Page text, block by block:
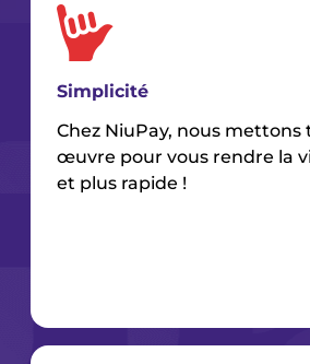
Simplicité
Chez NiuPay, nous mettons
œuvre pour vous rendre la
et plus rapide !